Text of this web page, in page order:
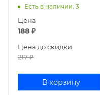
Есть в наличии: 3
Цена
188 ₽
Цена до скидки
217₽
В корзину